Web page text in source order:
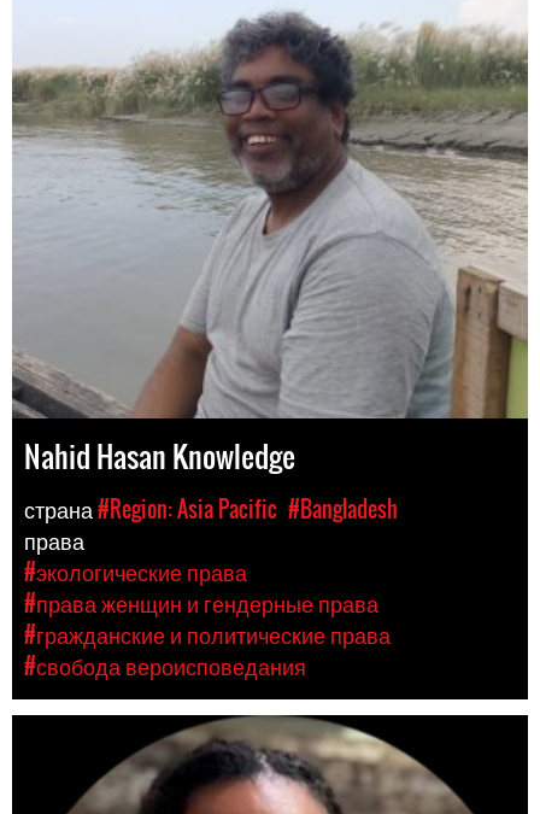
Nahid Hasan Knowledge
страна#Region: Asia Pacific #Bangladesh
права
#экологические права
#права женщин и гендерные права
#гражданские и политические права
#свобода вероисповедания